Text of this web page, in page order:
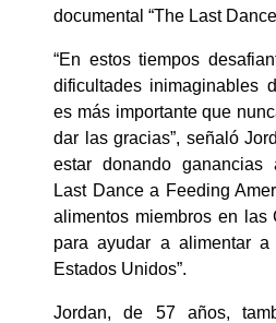
documental “The Last
“En estos tiempos
dificultades inimaginables
es más importante que
dar las gracias”, señaló
estar donando ganancias
Last Dance a Feeding
alimentos miembros en las
para ayudar a alimentar
Estados Unidos”.
Jordan, de 57 años,